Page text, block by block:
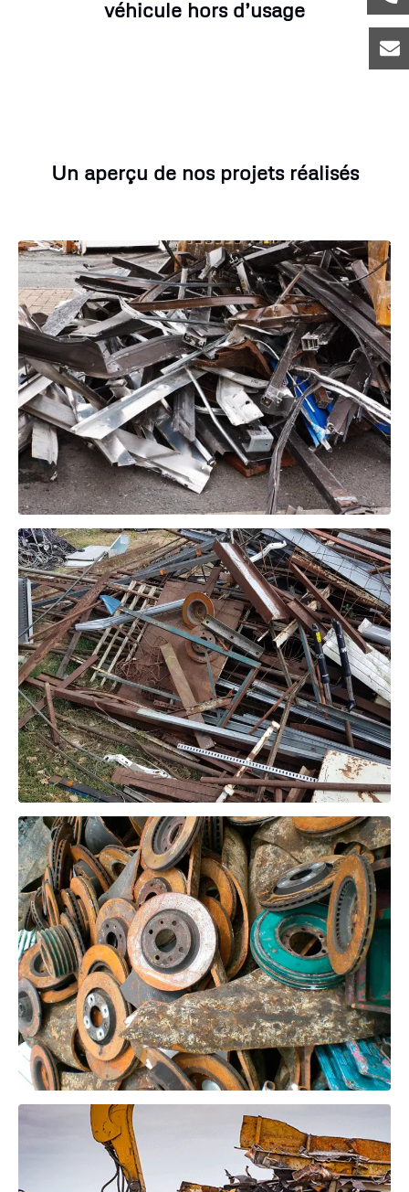
véhicule hors d’usage
Un aperçu de nos projets réalisés